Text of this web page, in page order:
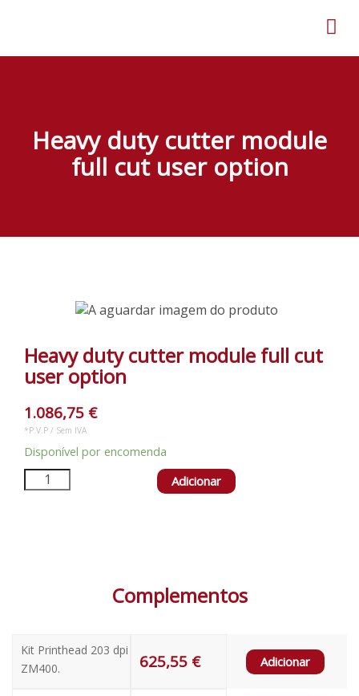
Heavy duty cutter module
full cut user option
Heavy duty cutter module full cut
user option
1.086,75 €
*P.V.P / Sem IVA
Disponível por encomenda
Adicionar
Complementos
Kit Printhead 203 dpi
ZM400.
625,55 € Adicionar